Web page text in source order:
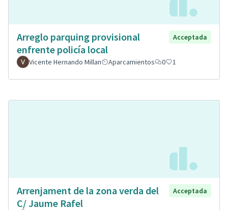
Arreglo parquing provisional
enfrente policía local
Acceptada
Vicente Hernando Millan Aparcamientos 0 1
Arrenjament de la zona verda del
C/ Jaume Rafel
Acceptada